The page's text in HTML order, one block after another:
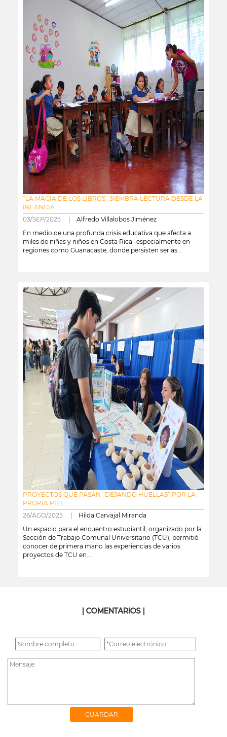
“LA MAGIA DE LOS LIBROS” SIEMBRA LECTURA DESDE LA
INFANCIA...
03/SEP/2025 | Alfredo Villalobos Jiménez
En medio de una profunda crisis educativa que afecta a
miles de niñas y niños en Costa Rica -especialmente en
regiones como Guanacaste, donde persisten serias...
PROYECTOS QUE PASAN “DEJANDO HUELLAS” POR LA
PROPIA PIEL
26/AGO/2025 | Hilda Carvajal Miranda
Un espacio para el encuentro estudiantil, organizado por la
Sección de Trabajo Comunal Universitario (TCU), permitió
conocer de primera mano las experiencias de varios
proyectos de TCU en...
| COMENTARIOS |